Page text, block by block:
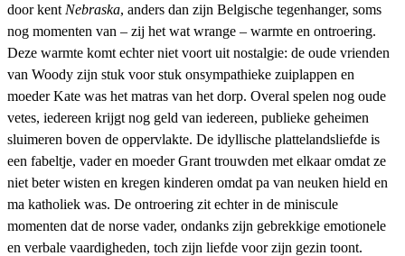
door kent Nebraska, anders dan zijn Belgische tegenhanger, soms
nog momenten van – zij het wat wrange – warmte en ontroering.
Deze warmte komt echter niet voort uit nostalgie: de oude vrienden
van Woody zijn stuk voor stuk onsympathieke zuiplappen en
moeder Kate was het matras van het dorp. Overal spelen nog oude
vetes, iedereen krijgt nog geld van iedereen, publieke geheimen
sluimeren boven de oppervlakte. De idyllische plattelandsliefde is
een fabeltje, vader en moeder Grant trouwden met elkaar omdat ze
niet beter wisten en kregen kinderen omdat pa van neuken hield en
ma katholiek was. De ontroering zit echter in de miniscule
momenten dat de norse vader, ondanks zijn gebrekkige emotionele
en verbale vaardigheden, toch zijn liefde voor zijn gezin toont.